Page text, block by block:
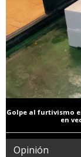
Golpe al furtivismo
en
Opinión